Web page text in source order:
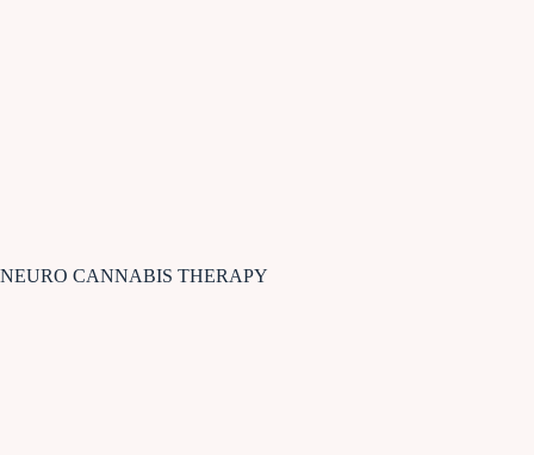
NEURO CANNABIS THERAPY